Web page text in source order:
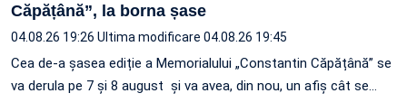
Căpățână”, la borna șase
04.08.26 19:26 Ultima modificare 04.08.26 19:45
Cea de-a șasea ediție a Memorialului „Constantin Căpățână” se
va derula pe 7 și 8 august și va avea, din nou, un afiș cât se…